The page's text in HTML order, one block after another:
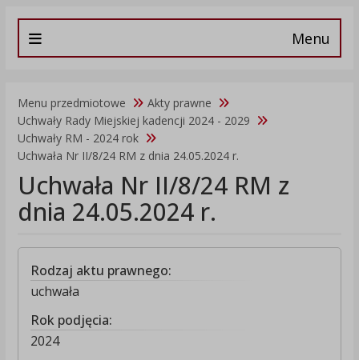
Menu
Menu przedmiotowe
Akty prawne
Uchwały Rady Miejskiej kadencji 2024 - 2029
Uchwały RM - 2024 rok
Uchwała Nr II/8/24 RM z dnia 24.05.2024 r.
Uchwała Nr II/8/24 RM z
dnia 24.05.2024 r.
Rodzaj aktu prawnego:
uchwała
Rok podjęcia:
2024